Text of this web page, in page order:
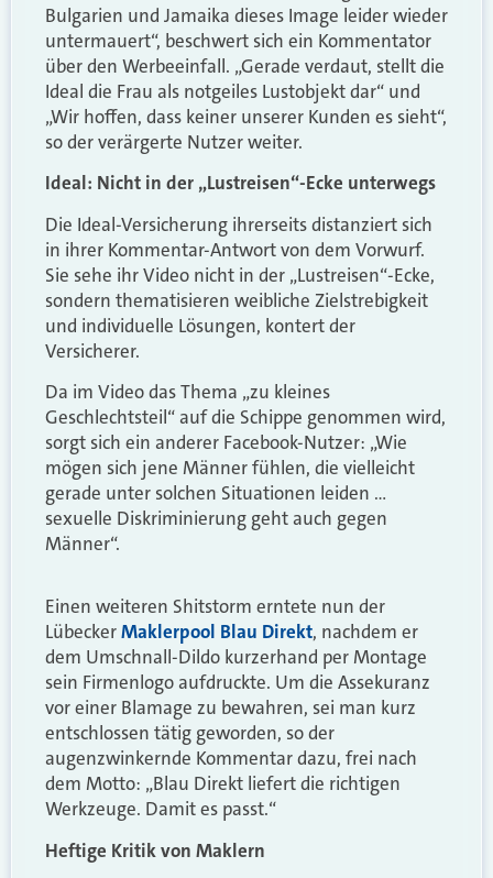
Bulgarien und Jamaika dieses Image leider wieder
untermauert“, beschwert sich ein Kommentator
über den Werbeeinfall. „Gerade verdaut, stellt die
Ideal die Frau als notgeiles Lustobjekt dar“ und
„Wir hoffen, dass keiner unserer Kunden es sieht“,
so der verärgerte Nutzer weiter.
Ideal: Nicht in der „Lustreisen“-Ecke unterwegs
Die Ideal-Versicherung ihrerseits distanziert sich
in ihrer Kommentar-Antwort von dem Vorwurf.
Sie sehe ihr Video nicht in der „Lustreisen“-Ecke,
sondern thematisieren weibliche Zielstrebigkeit
und individuelle Lösungen, kontert der
Versicherer.
Da im Video das Thema „zu kleines
Geschlechtsteil“ auf die Schippe genommen wird,
sorgt sich ein anderer Facebook-Nutzer: „Wie
mögen sich jene Männer fühlen, die vielleicht
gerade unter solchen Situationen leiden …
sexuelle Diskriminierung geht auch gegen
Männer“.
Einen weiteren Shitstorm erntete nun der
LübeckerMaklerpool Blau Direkt, nachdem er
dem Umschnall-Dildo kurzerhand per Montage
sein Firmenlogo aufdruckte. Um die Assekuranz
vor einer Blamage zu bewahren, sei man kurz
entschlossen tätig geworden, so der
augenzwinkernde Kommentar dazu, frei nach
dem Motto: „Blau Direkt liefert die richtigen
Werkzeuge. Damit es passt.“
Heftige Kritik von Maklern